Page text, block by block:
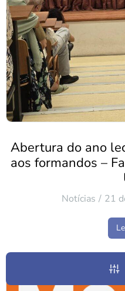
Abertura do ano
aos formandos –
Notícias 21